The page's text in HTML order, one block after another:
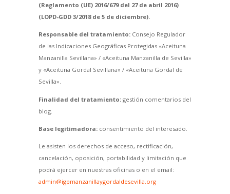
(Reglamento (UE) 2016/679 del 27 de abril 2016)
(LOPD-GDD 3/2018 de 5 de diciembre).
Responsable del tratamiento:Consejo Regulador
de las Indicaciones Geográficas Protegidas «Aceituna
Manzanilla Sevillana» / «Aceituna Manzanilla de Sevilla»
y «Aceituna Gordal Sevillana» / «Aceituna Gordal de
Sevilla».
Finalidad del tratamiento:gestión comentarios del
blog.
Base legitimadora:consentimiento del interesado.
Le asisten los derechos de acceso, rectificación,
cancelación, oposición, portabilidad y limitación que
podrá ejercer en nuestras oficinas o en el email:
admin@igpmanzanillaygordaldesevilla.org